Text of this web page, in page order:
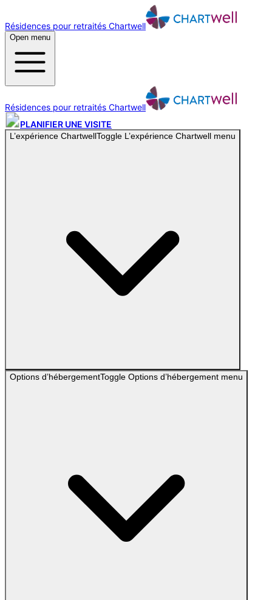
Résidences pour retraités Chartwell
Open menu
Résidences pour retraités Chartwell
PLANIFIER UNE VISITE
L’expérience ChartwellToggle L’expérience Chartwell menu
Options d’hébergementToggle Options d’hébergement menu